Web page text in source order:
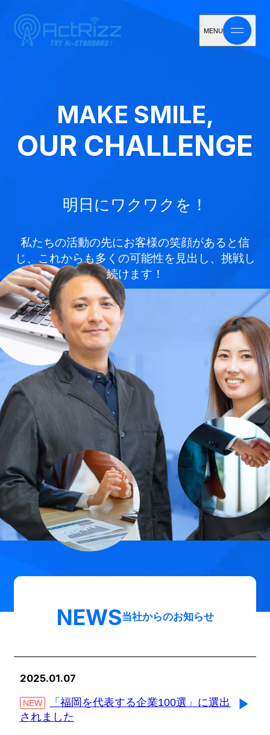
MENU
MAKE SMILE,
OUR CHALLENGE
明日にワクワクを！
私たちの活動の先にお客様の笑顔があると信
じ、
これからも多くの可能性を見出し、挑戦し
続けます！
NEWS当社からのお知らせ
2025.01.07
NEW
「福岡を代表する企業100選」に選出
されました